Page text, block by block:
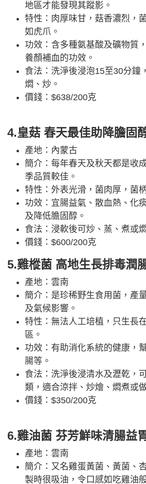
地區才能發現其蹤影。
特性：肉厚味甘，菇香濃烈，
如虎爪。
功效：含多種氨基酸及礦物質
養顏補血的功效。
食法：洗淨後浸泡15至30分鐘
燜、炒。
價錢：$638/200克
4.皇菇 春天最佳助降膽固
產地：內蒙古
簡介：每年春天及秋天都是收
季品質較佳。
特性：外表光滑，菌肉厚，菌
功效：宜腸益氣、散血熱、化
及降低膽固醇。
食法：浸軟後可炒、蒸、煮或
價錢：$600/200克
5.雞樅菌 高地生長排毒潤
產地：雲南
簡介：是珍稀野生食用菌，產
及氣候影響。
特性：無法人工培植，只生長
區。
功效：有助消化系統的健康，
腸等。
食法：洗淨後浸清水及瀝乾，
類，適合涼拌、炒燴、燜煮或
價錢：$350/200克
6.雞油菌 芬芳鮮味清腸益
產地：雲南
簡介：又名雞蛋黃菌、黃菌、
製時很吸油，令口感如吃雞油